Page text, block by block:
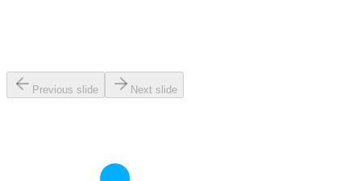
Previous slide Next slide